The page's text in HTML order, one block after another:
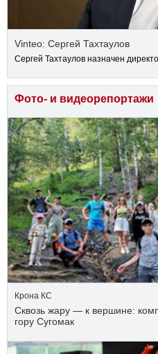
Vinteo: Сергей Тахтаулов
Сергей Тахтаулов назначен
Фото- и видеорепортажи
Крона КС
Сквозь жару — к вершине:
гору Сугомак